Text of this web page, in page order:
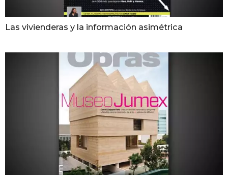
Las vivienderas y la información asimétrica